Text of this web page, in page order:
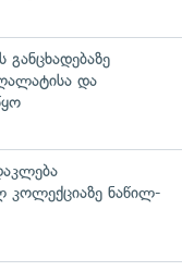
განცხადებაზე
და
ნაწილ-